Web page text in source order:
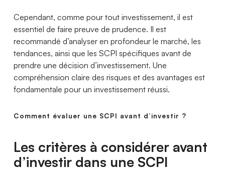
Cependant, comme pour tout investissement, il est
essentiel de faire preuve de prudence. Il est
recommandé d’analyser en profondeur le marché, les
tendances, ainsi que les SCPI spécifiques avant de
prendre une décision d’investissement. Une
compréhension claire des risques et des avantages est
fondamentale pour un investissement réussi.
Comment évaluer une SCPI avant d’investir ?
Les critères à considérer avant
d’investir dans une SCPI